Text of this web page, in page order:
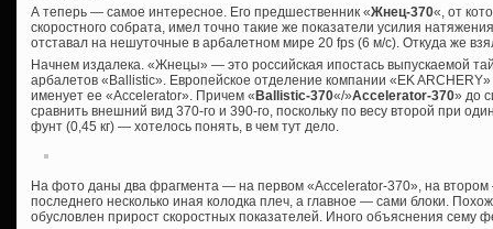
А теперь — самое интересное. Его предшественник «Жнец-370«, от
скоростного собрата, имел точно такие же показатели усилия
отставал на нешуточные в арбалетном мире 20 fps (6 м/с). Откуда же
Начнем издалека. «Жнецы» — это российская ипостась выпускаемой
арбалетов «Ballistic». Европейское отделение компании «EK
именует ее «Accelerator». Причем « Ballistic-370«/»Accelerator-370» до
сравнить внешний вид 370-го и 390-го, поскольку по весу второй при
фунт (0,45 кг) — хотелось понять, в чем тут дело.
На фото даны два фрагмента — на первом «Accelerator-370», на
последнего несколько иная колодка плеч, а главное — сами блоки.
обусловлен прирост скоростных показателей. Иного объяснения сему